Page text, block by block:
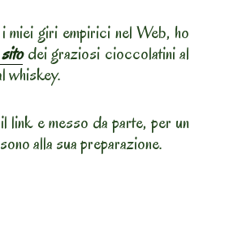
miei giri empirici nel Web, ho
dei graziosi cioccolatini al
whiskey.
link e messo da parte, per un
alla sua preparazione.